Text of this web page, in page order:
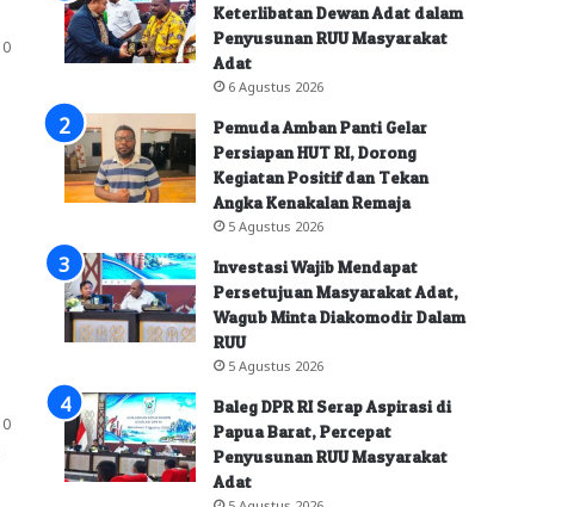
0
0
Keterlibatan Dewan Adat dalam
Penyusunan RUU Masyarakat
Adat
6 Agustus 2026
Pemuda Amban Panti Gelar
Persiapan HUT RI, Dorong
Kegiatan Positif dan Tekan
Angka Kenakalan Remaja
5 Agustus 2026
Investasi Wajib Mendapat
Persetujuan Masyarakat Adat,
Wagub Minta Diakomodir Dalam
RUU
5 Agustus 2026
Baleg DPR RI Serap Aspirasi di
Papua Barat, Percepat
Penyusunan RUU Masyarakat
Adat